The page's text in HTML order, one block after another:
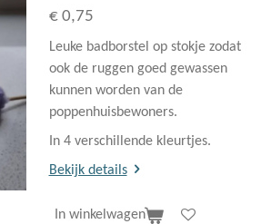
€ 0,75
Leuke badborstel op stokje zodat
ook de ruggen goed gewassen
kunnen worden van de
poppenhuisbewoners.
In 4 verschillende kleurtjes.
Bekijk details
In winkelwagen